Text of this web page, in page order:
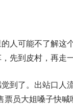
人可能不了解这
，先到皮村，再
觉到了。出站口
票员大姐嗓子快